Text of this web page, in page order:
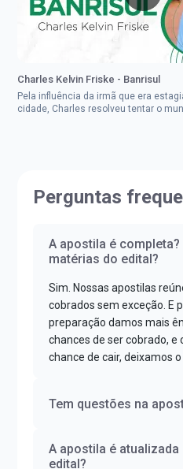
Charles Kelvin Friske - Banrisul
Pela influência da irmã que era
cidade, Charles resolveu tentar o
Perguntas
A apostila é
matérias do edital?
Sim. Nossas apostilas
cobrados sem exceção. E
preparação damos mais
chances de ser cobrado, e
chance de cair, deixamos
Tem questões na
A apostila é
edital?